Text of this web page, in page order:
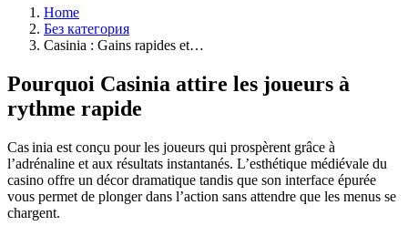
Home
Без категория
Casinia : Gains rapides et…
Pourquoi Casinia attire les joueurs à
rythme rapide
Cas inia est conçu pour les joueurs qui prospèrent grâce à
l’adrénaline et aux résultats instantanés. L’esthétique médiévale du
casino offre un décor dramatique tandis que son interface épurée
vous permet de plonger dans l’action sans attendre que les menus se
chargent.